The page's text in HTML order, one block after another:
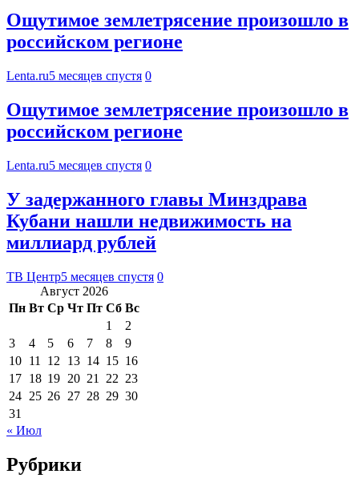
Ощутимое землетрясение произошло в
российском регионе
Lenta.ru5 месяцев спустя 0
Ощутимое землетрясение произошло в
российском регионе
Lenta.ru5 месяцев спустя 0
У задержанного главы Минздрава
Кубани нашли недвижимость на
миллиард рублей
ТВ Центр5 месяцев спустя 0
Август 2026
Пн Вт Ср Чт Пт Сб Вс
1
2
3
4 5 6 7 8
9
10 11 12 13 14 15 16
17 18 19 20 21 22 23
24 25 26 27 28 29 30
31
« Июл
Рубрики